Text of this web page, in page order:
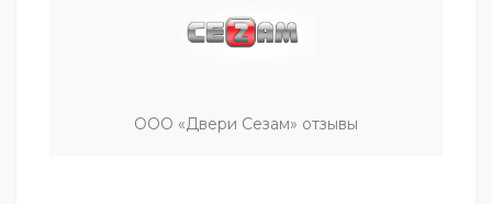
ООО «Двери Сезам» отзывы